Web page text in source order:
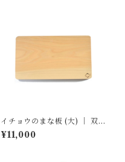
イチョウのまな板 (大) ｜ 双葉
商店
¥11,000